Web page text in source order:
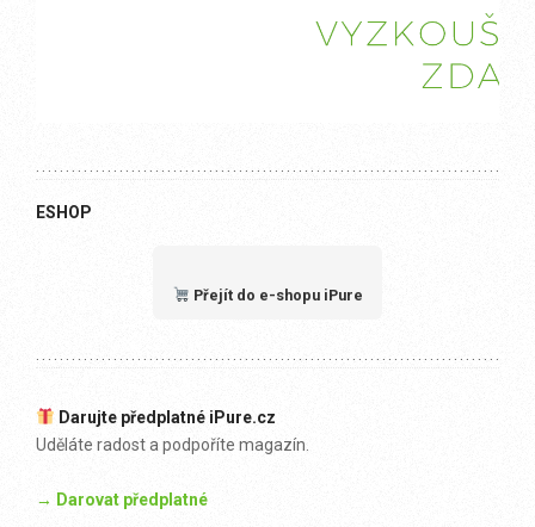
ESHOP
Přejít do e-shopu iPure
Darujte předplatné iPure.cz
Uděláte radost a podpoříte magazín.
→ Darovat předplatné